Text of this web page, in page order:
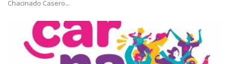
Chacinado Casero...